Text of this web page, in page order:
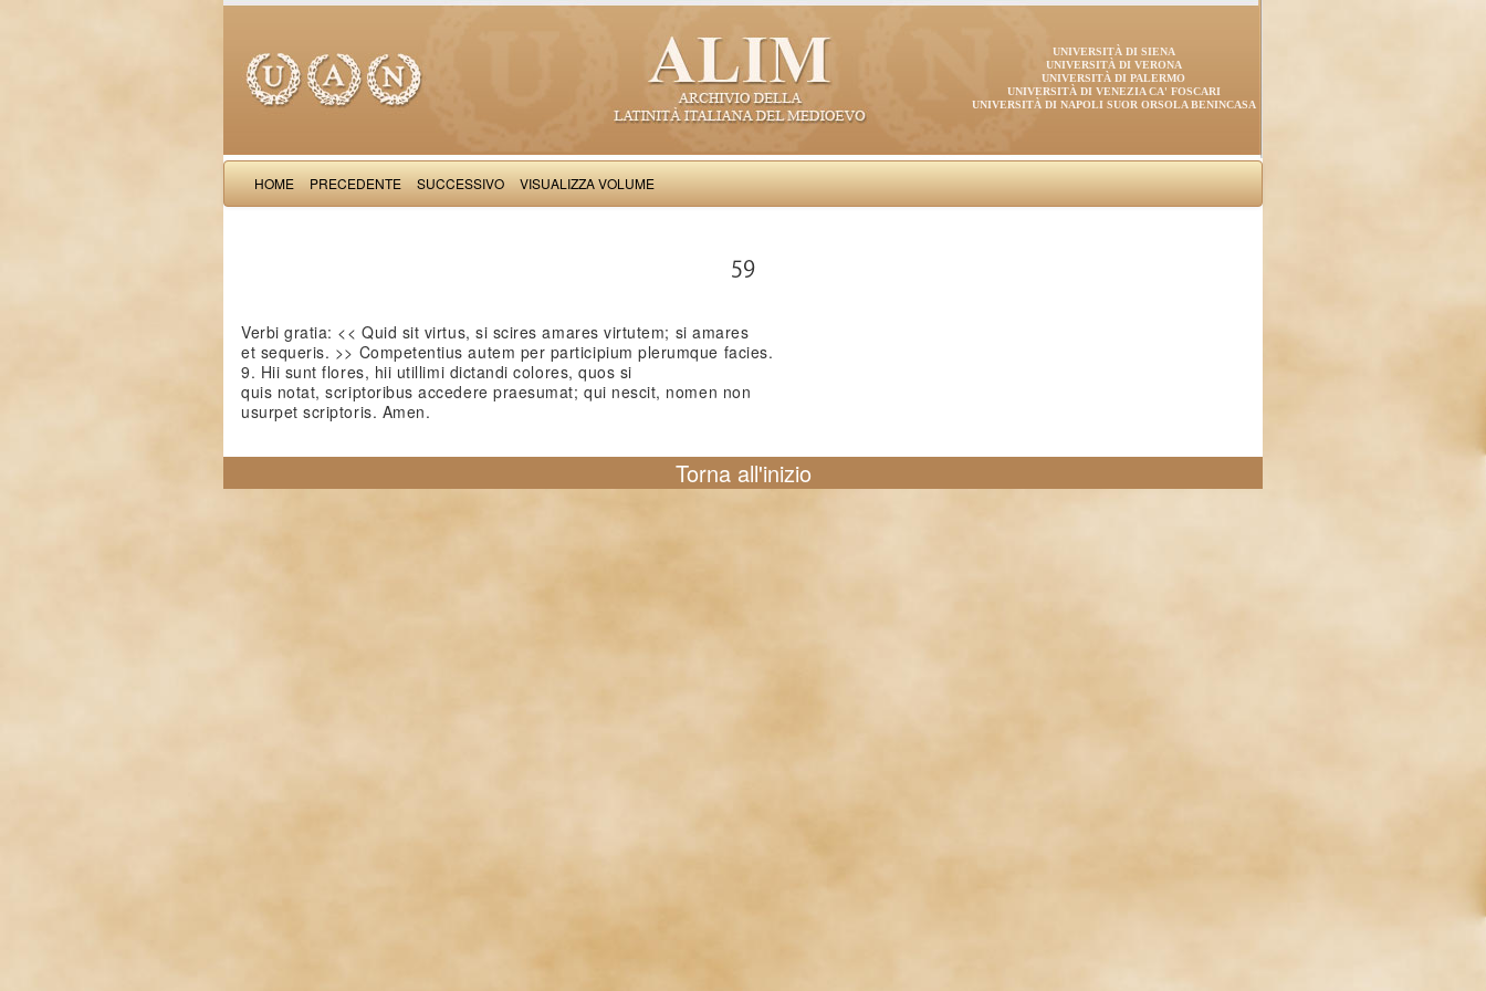
UNIVERSITÀ DI SIENA
UNIVERSITÀ DI VERONA
UNIVERSITÀ DI PALERMO
UNIVERSITÀ DI VENEZIA CA' FOSCARI
UNIVERSITÀ DI NAPOLI SUOR ORSOLA BENINCASA
HOME PRECEDENTE SUCCESSIVO VISUALIZZA VOLUME
59
Verbi gratia: << Quid sit virtus, si scires amares virtutem; si amares
et sequeris. >> Competentius autem per participium plerumque facies.
9. Hii sunt flores, hii utillimi dictandi colores, quos si
quis notat, scriptoribus accedere praesumat; qui nescit, nomen non
usurpet scriptoris. Amen.
Torna all'inizio